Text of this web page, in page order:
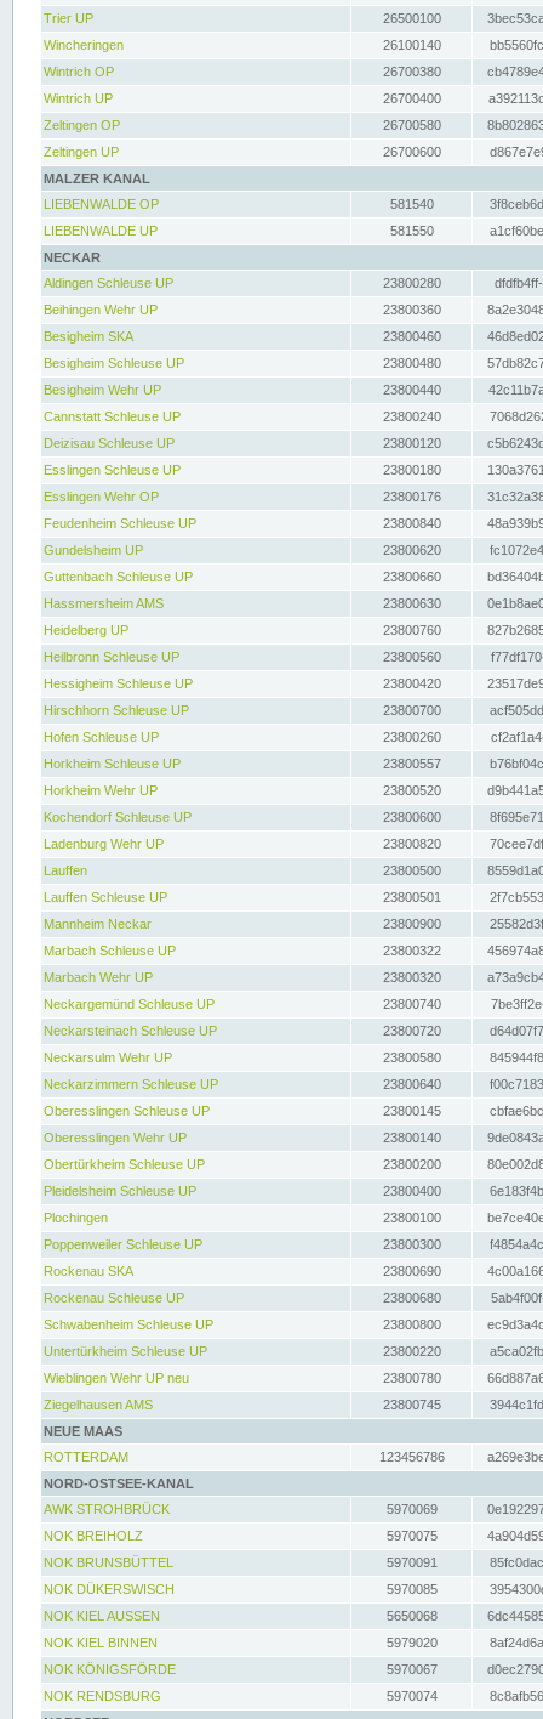
Trier UP
26500100
Wincheringen
26100140
Wintrich OP
26700380
Wintrich UP
26700400
Zeltingen OP
26700580
Zeltingen UP
26700600
MALZER KANAL
LIEBENWALDE OP
581540
LIEBENWALDE UP
581550
NECKAR
Aldingen Schleuse UP
23800280
Beihingen Wehr UP
23800360
Besigheim SKA
23800460
Besigheim Schleuse UP
23800480
Besigheim Wehr UP
23800440
Cannstatt Schleuse UP
23800240
Deizisau Schleuse UP
23800120
Esslingen Schleuse UP
23800180
Esslingen Wehr OP
23800176
Feudenheim Schleuse UP
23800840
Gundelsheim UP
23800620
Guttenbach Schleuse UP
23800660
Hassmersheim AMS
23800630
Heidelberg UP
23800760
Heilbronn Schleuse UP
23800560
Hessigheim Schleuse UP
23800420
Hirschhorn Schleuse UP
23800700
Hofen Schleuse UP
23800260
Horkheim Schleuse UP
23800557
Horkheim Wehr UP
23800520
Kochendorf Schleuse UP
23800600
Ladenburg Wehr UP
23800820
Lauffen
23800500
Lauffen Schleuse UP
23800501
Mannheim Neckar
23800900
Marbach Schleuse UP
23800322
Marbach Wehr UP
23800320
Neckargemünd Schleuse UP
23800740
Neckarsteinach Schleuse UP
23800720
Neckarsulm Wehr UP
23800580
Neckarzimmern Schleuse UP
23800640
Oberesslingen Schleuse UP
23800145
Oberesslingen Wehr UP
23800140
Obertürkheim Schleuse UP
23800200
Pleidelsheim Schleuse UP
23800400
Plochingen
23800100
Poppenweiler Schleuse UP
23800300
Rockenau SKA
23800690
Rockenau Schleuse UP
23800680
Schwabenheim Schleuse UP
23800800
Untertürkheim Schleuse UP
23800220
Wieblingen Wehr UP neu
23800780
Ziegelhausen AMS
23800745
NEUE MAAS
ROTTERDAM
123456786
NORD-OSTSEE-KANAL
AWK STROHBRÜCK
5970069
NOK BREIHOLZ
5970075
NOK BRUNSBÜTTEL
5970091
NOK DÜKERSWISCH
5970085
NOK KIEL AUSSEN
5650068
NOK KIEL BINNEN
5979020
NOK KÖNIGSFÖRDE
5970067
NOK RENDSBURG
5970074